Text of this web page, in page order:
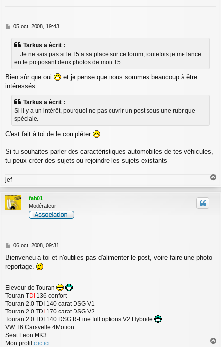
M
s
e
05 oct. 2008, 19:43
Tarkus a écrit :
... Je ne sais pas si le T5 a sa place sur ce forum, toutefois je me lance
en te proposant deux photos de mon T5.
Bien sûr que oui
et je pense que nous sommes beaucoup à être
intéressés.
Tarkus a écrit :
Si il y a un intérêt, pourquoi ne pas ouvrir un post sous une rubrique
spéciale.
C'est fait à toi de le compléter
Si tu souhaites parler des caractéristiques automobiles de tes véhicules,
tu peux créer des sujets ou rejoindre les sujets existants
jef
a
u
fab01
Modérateur
M
s
s
e
06 oct. 2008, 09:31
Bienveneu a toi et n'oublies pas d'alimenter le post, voire faire une photo
reportage.
Eleveur de Touran
Touran TDI 136 confort
Touran 2.0 TDI 140 carat DSG V1
Touran 2.0 TDI 170 carat DSG V2
Touran 2.0 TDI 140 DSG R-Line full options V2 Hybride
VW T6 Caravelle 4Motion
Seat Leon MK3
Mon profil clic ici